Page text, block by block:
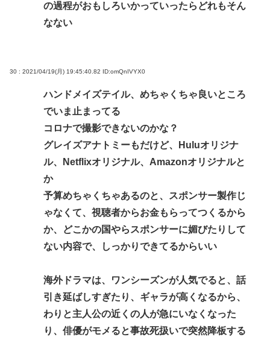
の過程がおもしろいかっていったらどれもそん
なない
30 : 2021/04/19(月) 19:45:40.82 ID:omQnIVYX0
ハンドメイズテイル、めちゃくちゃ良いところ
でいま止まってる
コロナで撮影できないのかな？
グレイズアナトミーもだけど、Huluオリジナ
ル、Netflixオリジナル、Amazonオリジナルと
か
予算めちゃくちゃあるのと、スポンサー製作じ
ゃなくて、視聴者からお金もらってつくるから
か、どこかの国やらスポンサーに媚びたりして
ない内容で、しっかりできてるからいい
海外ドラマは、ワンシーズンが人気でると、話
引き延ばしすぎたり、ギャラが高くなるから、
わりと主人公の近くの人が急にいなくなった
り、俳優がモメると事故死扱いで突然降板する